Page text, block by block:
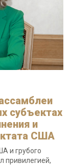
субъектах
и
США
и грубого
привилегией,